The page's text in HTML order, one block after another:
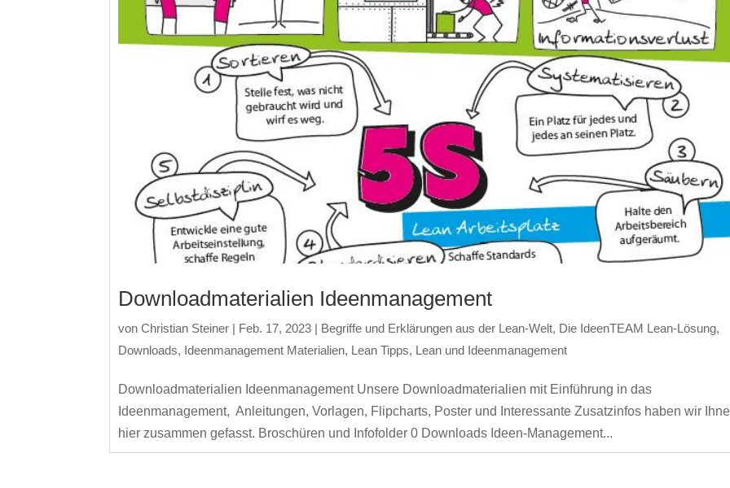
Downloadmaterialien Ideenmanagement
vonChristian Steiner | Feb. 17, 2023 | Begriffe und Erklärungen aus der Lean-Welt, Die IdeenTEAM Lean-Lösung,
Downloads, Ideenmanagement Materialien, Lean Tipps, Lean und Ideenmanagement
Downloadmaterialien Ideenmanagement Unsere Downloadmaterialien mit Einführung in das
Ideenmanagement, Anleitungen, Vorlagen, Flipcharts, Poster und Interessante Zusatzinfos haben wir
hier zusammen gefasst. Broschüren und Infofolder 0 Downloads Ideen-Management...